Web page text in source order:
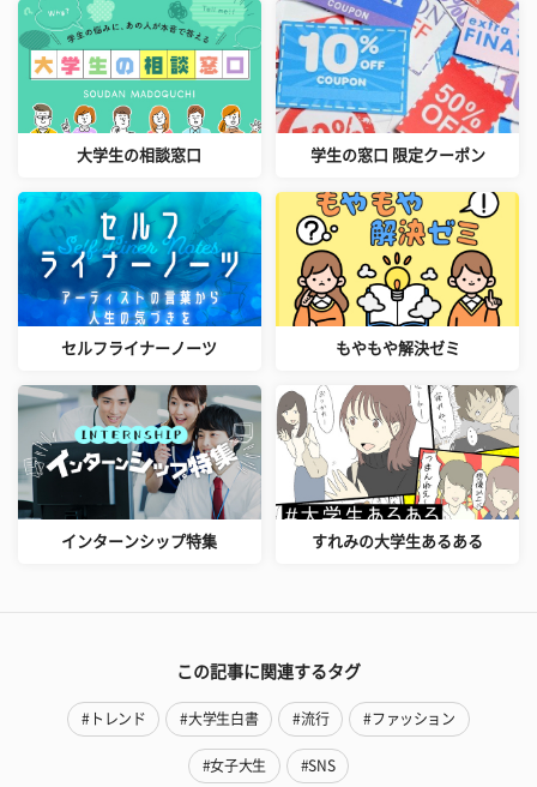
大学生の相談窓口 学生の窓口 限定クーポン
セルフライナーノーツ もやもや解決ゼミ
インターンシップ特集 すれみの大学生あるある
この記事に関連するタグ
#トレンド #大学生白書 #流行 #ファッション
#女子大生 #SNS